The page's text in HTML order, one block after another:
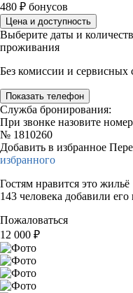
480 ₽ бонусов
Цена и доступность
Выберите даты и
проживания
Без комиссии и сервисных
Показать телефон
Служба бронирования:
При звонке назовите
№ 1810260
Добавить в избранное
избранного
Гостям нравится это жильё
143 человека добавили
Пожаловаться
12 000 ₽